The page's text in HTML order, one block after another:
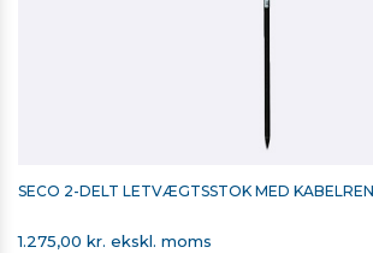
3.046,00 kr. ekskl. moms
SECO 2-DELT LETVÆGTSSTOK MED
1.275,00 kr. ekskl. moms